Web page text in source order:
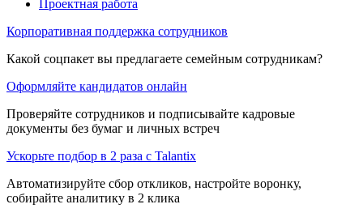
Проектная работа
Корпоративная поддержка сотрудников
Какой соцпакет вы предлагаете семейным сотрудникам?
Оформляйте кандидатов онлайн
Проверяйте сотрудников и подписывайте кадровые
документы без бумаг и личных встреч
Ускорьте подбор в 2 раза с Talantix
Автоматизируйте сбор откликов, настройте воронку,
собирайте аналитику в 2 клика